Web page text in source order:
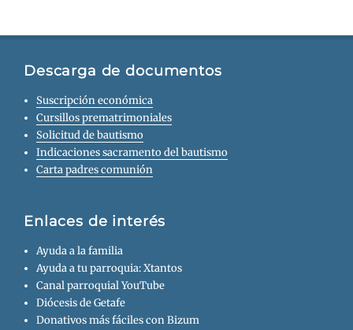
Descarga de documentos
Suscripción económica
Cursillos prematrimoniales
Solicitud de bautismo
Indicaciones sacramento del bautismo
Carta padres comunión
Enlaces de interés
Ayuda a la familia
Ayuda a tu parroquia: Xtantos
Canal parroquial YouTube
Diócesis de Getafe
Donativos más fáciles con Bizum